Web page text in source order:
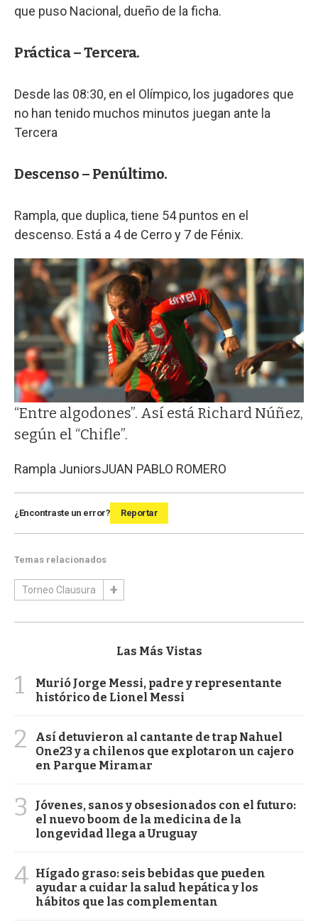
que puso Nacional, dueño de la ficha.
Práctica – Tercera.
Desde las 08:30, en el Olímpico, los jugadores que
no han tenido muchos minutos juegan ante la
Tercera
Descenso – Penúltimo.
Rampla, que duplica, tiene 54 puntos en el
descenso. Está a 4 de Cerro y 7 de Fénix.
“Entre algodones”. Así está Richard Núñez,
según el “Chifle”.
Rampla JuniorsJUAN PABLO ROMERO
¿Encontraste un error? Reportar
Temas relacionados
Torneo Clausura
Las Más Vistas
1
Murió Jorge Messi, padre y representante
histórico de Lionel Messi
2
Así detuvieron al cantante de trap Nahuel
One23 y a chilenos que explotaron un cajero
en Parque Miramar
3
Jóvenes, sanos y obsesionados con el futuro:
el nuevo boom de la medicina de la
longevidad llega a Uruguay
4 Hígado graso: seis bebidas que pueden
ayudar a cuidar la salud hepática y los
hábitos que las complementan